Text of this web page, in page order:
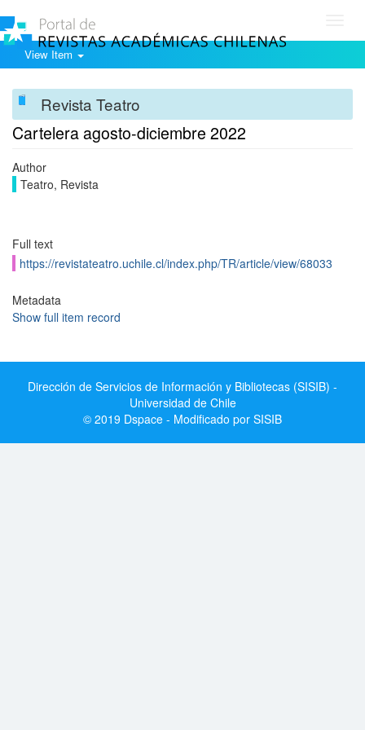
View Item
Revista Teatro
Cartelera agosto-diciembre 2022
Author
Teatro, Revista
Full text
https://revistateatro.uchile.cl/index.php/TR/article/view/68033
Metadata
Show full item record
Dirección de Servicios de Información y Bibliotecas (SISIB) -
Universidad de Chile
© 2019 Dspace - Modificado por SISIB